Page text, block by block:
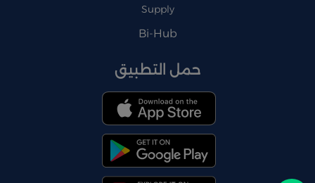
Supply
Bi-Hub
حمل التطبيق